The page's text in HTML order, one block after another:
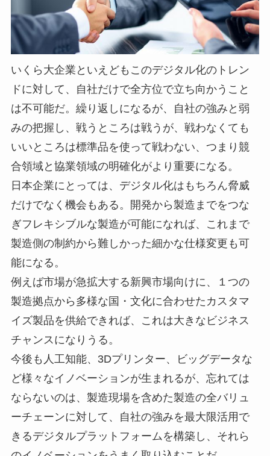
いくら大企業といえどもこのデジタル化のトレン
ドに対して、自社だけで全方位で立ち向かうこと
は不可能だ。繰り返しになるが、自社の強みと弱
みの把握し、戦うところは戦うが、戦わなくても
いいところは標準品を使って戦わない、つまり競
合領域と協業領域の明確化がより重要になる。
日本企業にとっては、デジタル化はもちろん脅威
だけでなく機会もある。開発から製造までをつな
ぎフレキシブルな製造が可能になれば、これまで
製造側の制約から難しかった細かな仕様変更も可
能になる。
例えば市場が急拡大する新興市場向けに、１つの
製造拠点から多様な国・文化に合わせたカスタマ
イズ製品を供給できれば、これは大きなビジネス
チャンスになりうる。
今後も人工知能、3Dプリンター、ビッグデータな
ど様々なイノベーションが生まれるが、忘れては
ならないのは、製造現場を含めた製造の全バリュ
ーチェーンに対して、自社の強みを最大限活用で
きるデジタルプラットフォームを構築し、それら